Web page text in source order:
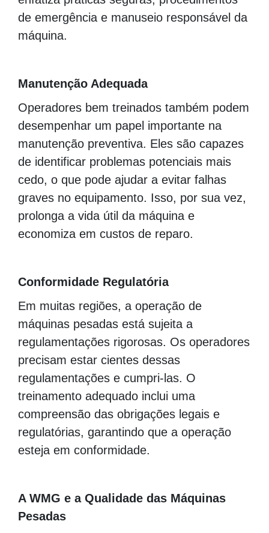
de emergência e manuseio responsável da
máquina.
Manutenção Adequada
Operadores bem treinados também podem
desempenhar um papel importante na
manutenção preventiva. Eles são capazes
de identificar problemas potenciais mais
cedo, o que pode ajudar a evitar falhas
graves no equipamento. Isso, por sua vez,
prolonga a vida útil da máquina e
economiza em custos de reparo.
Conformidade Regulatória
Em muitas regiões, a operação de
máquinas pesadas está sujeita a
regulamentações rigorosas. Os operadores
precisam estar cientes dessas
regulamentações e cumpri-las. O
treinamento adequado inclui uma
compreensão das obrigações legais e
regulatórias, garantindo que a operação
esteja em conformidade.
A WMG e a Qualidade das Máquinas
Pesadas